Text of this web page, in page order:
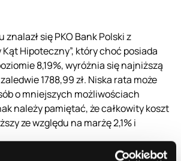
się PKO Bank Polski z
Kąt Hipoteczny”, który choć posiada
8,19%, wyróżnia się najniższą
1788,99 zł. Niska rata może
o mniejszych możliwościach
należy pamiętać, że całkowity koszt
ze względu na marżę 2,1% i